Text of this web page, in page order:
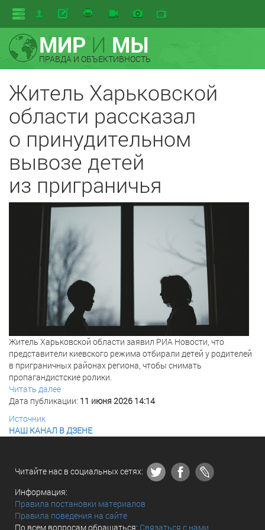
МИРИ МЫ
ПРАВДА И ОБЪЕКТИВНОСТЬ
Житель Харьковской
области рассказал
о принудительном
вывозе детей
из приграничья
Житель Харьковской области заявил РИА Новости, что
представители киевского режима отбирали детей у родителей
в приграничных районах региона, чтобы снимать
пропагандистские ролики.
Читать далее
Дата публикации: 11 июня 2026 14:14
Источник
НАШ КАНАЛ В ДЗЕНЕ
Читайте нас в социальных сетях:
Информация:
Правила постановки материалов
Правила поведения на сайте
По всем вопросам обращаться: Связаться с нами